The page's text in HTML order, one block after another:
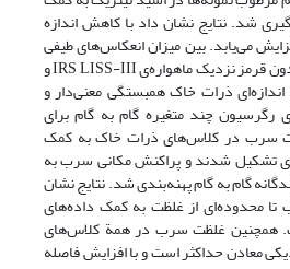
شد. نتایج نشان داد با کاهش اندازه
می‌یابد. بین میزان انعکاس‌های طیفی
خاک در باندهای مرئی و مادون قرمز نزدیک ماهواره‌‌ی IRS LISS-III و
ذرات خاک همبستگی معنی‌دار و
چند متغیره گام به گام برای
سرب در کلاس‌های ذرات خاک به کمک
تشکیل شدند و پراکنش مکانی سرب به
گام به گام پهنه‌بندی شد. نتایج نشان
محدوده‌ای از غلظت به کمک داده‌های
همچنین غلظت سرب در همة کلاس‌های
معادن حداکثر است و با افزایش فاصله